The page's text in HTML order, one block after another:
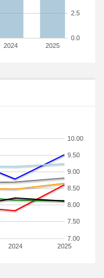
2024 2025
0.0
2.5
2024 2025
7.00
7.50
8.00
8.50
9.00
9.50
10.00